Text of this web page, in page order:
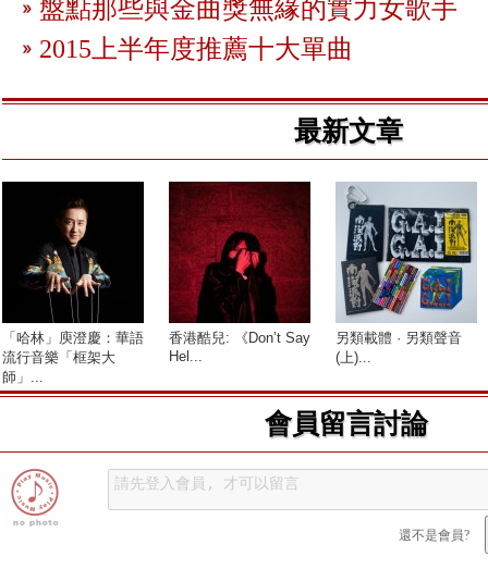
盤點那些與金曲獎無緣的實力女歌手
2015上半年度推薦十大單曲
最新文章
「哈林」庾澄慶：華語
流行音樂「框架大
師」...
香港酷兒: 《Don’t Say
Hel...
另類載體 · 另類聲音
(上)...
會員留言討論
還不是會員?